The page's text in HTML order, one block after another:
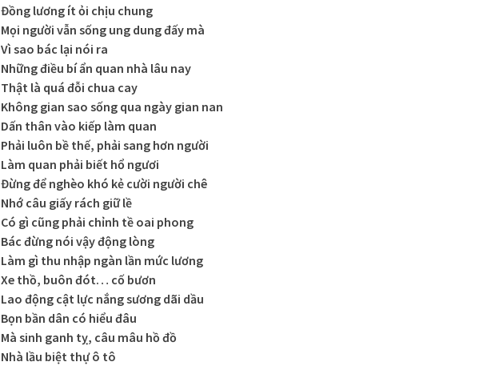
Đồng lương ít ỏi chịu chung
Mọi người vẫn sống ung dung đấy mà
Vì sao bác lại nói ra
Những điều bí ẩn quan nhà lâu nay
Thật là quá đỗi chua cay
Không gian sao sống qua ngày gian nan
Dấn thân vào kiếp làm quan
Phải luôn bề thế, phải sang hơn người
Làm quan phải biết hổ ngươi
Đừng để nghèo khó kẻ cười người chê
Nhớ câu giấy rách giữ lề
Có gì cũng phải chỉnh tề oai phong
Bác đừng nói vậy động lòng
Làm gì thu nhập ngàn lần mức lương
Xe thồ, buôn đót… cố bươn
Lao động cật lực nắng sương dãi dầu
Bọn bần dân có hiểu đâu
Mà sinh ganh tỵ, câu mâu hồ đồ
Nhà lầu biệt thự ô tô